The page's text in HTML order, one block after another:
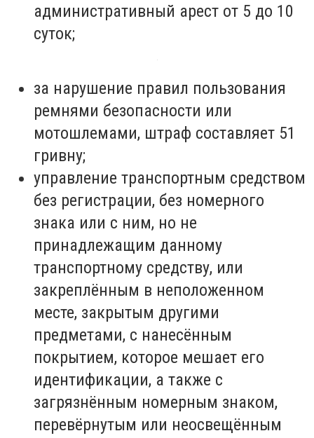
административный арест от 5 до 10
суток;
за нарушение правил пользования
ремнями безопасности или
мотошлемами, штраф составляет 51
гривну;
управление транспортным средством
без регистрации, без номерного
знака или с ним, но не
принадлежащим данному
транспортному средству, или
закреплённым в неположенном
месте, закрытым другими
предметами, с нанесённым
покрытием, которое мешает его
идентификации, а также с
загрязнённым номерным знаком,
перевёрнутым или неосвещённым